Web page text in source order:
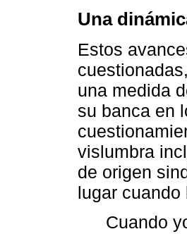
Una
Estos
una medida
su banca en
vislumbra
de origen
lugar
Cuando